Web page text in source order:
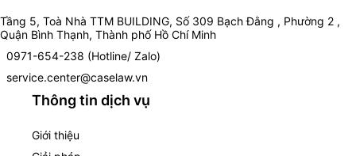
Tầng 5, Toà Nhà TTM BUILDING, Số 309 Bạch Đằng , Phường 2 ,
Quận Bình Thạnh, Thành phố Hồ Chí Minh
0971-654-238 (Hotline/ Zalo)
service.center@caselaw.vn
Thông tin dịch vụ
Giới thiệu